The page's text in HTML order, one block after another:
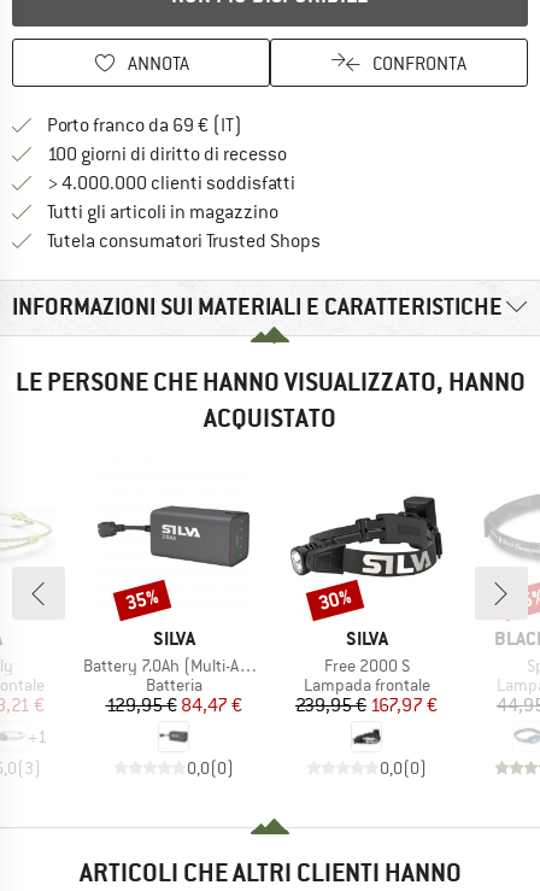
ANNOTA CONFRONTA
Porto franco da 69 € (IT)
100 giorni di diritto di recessoVai alla politica di recesso qui
> 4.000.000 clienti soddisfatti
Tutti gli articoli in magazzino
Tutela consumatori Trusted Shops
INFORMAZIONI SUI MATERIALI E CARATTERISTICHE
LE PERSONE CHE HANNO VISUALIZZATO, HANNO
ACQUISTATO
ridotto
€
+1
(3)
MARCHIO
SILVA
Articolo
Battery 7.0Ah (Multi-Activity)
Gruppo di prodotti
Batteria
Prezzo
129,95 €Prezzo ridotto
84,47 €
0,0(0)
Sconto
35%
MARCHIO
SILVA
Articolo
Free 2000 S
Gruppo di prodotti
Lampada frontale
Prezzo
239,95 €Prezzo ridotto
167,97 €
0,0(0)
Sconto
30%
ARTICOLI CHE ALTRI CLIENTI HANNO